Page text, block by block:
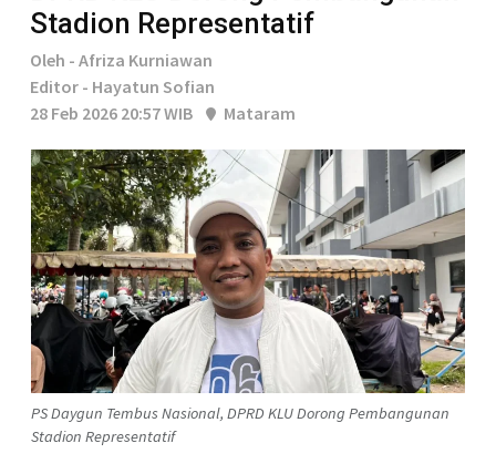
Stadion Representatif
Oleh - Afriza Kurniawan
Editor - Hayatun Sofian
28 Feb 2026 20:57 WIB
Mataram
PS Daygun Tembus Nasional, DPRD KLU Dorong Pembangunan
Stadion Representatif